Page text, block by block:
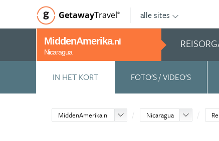
GetawayTravel© alle sites
MiddenAmerika.nl
Nicaragua
IN HET KORT FOTO'S / VIDEO'S
MiddenAmerika.nl Nicaragua